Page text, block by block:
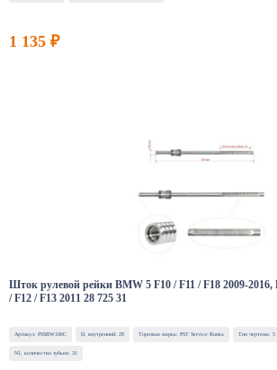
1 135 ₽
Шток рулевой рейки BMW 5 F10 / F11 / F18 2009-
/ F12 / F13 2011 28 725 31
Артикул: PSSBW106C D, внутренний: 28 Торговая марка: PST Service Russia Тип чертежа: 5
N1, количество зубьев: 31